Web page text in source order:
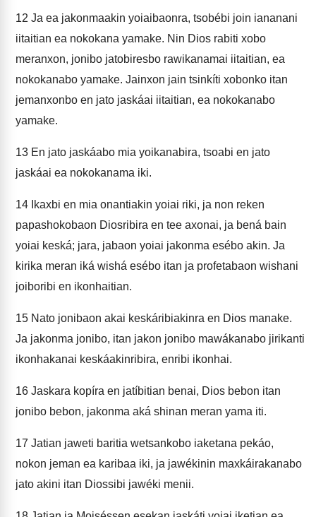
12 Ja ea jakonmaakin yoiaibaonra, tsobébi join iananani
iitaitian ea nokokana yamake. Nin Dios rabiti xobo
meranxon, jonibo jatobiresbo rawikanamai iitaitian, ea
nokokanabo yamake. Jainxon jain tsinkíti xobonko itan
jemanxonbo en jato jaskáai iitaitian, ea nokokanabo
yamake.
13 En jato jaskáabo mia yoikanabira, tsoabi en jato
jaskáai ea nokokanama iki.
14 Ikaxbi en mia onantiakin yoiai riki, ja non reken
papashokobaon Diosribira en tee axonai, ja bená bain
yoiai keská; jara, jabaon yoiai jakonma esébo akin. Ja
kirika meran iká wishá esébo itan ja profetabaon wishani
joiboribi en ikonhaitian.
15 Nato jonibaon akai keskáribiakinra en Dios manake.
Ja jakonma jonibo, itan jakon jonibo mawákanabo jirikanti
ikonhakanai keskáakinribira, enribi ikonhai.
16 Jaskara kopíra en jatíbitian benai, Dios bebon itan
jonibo bebon, jakonma aká shinan meran yama iti.
17 Jatian jaweti baritia wetsankobo iaketana pekáo,
nokon jeman ea karibaa iki, ja jawékinin maxkáirakanabo
jato akini itan Diossibi jawéki menii.